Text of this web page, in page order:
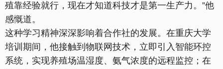
殖靠经验就行，现在才知道科技才是第一生产力。”他
感慨道。
这种学习精神深深影响着合作社的发展。在重庆大学
培训期间，他接触到物联网技术，立即引入智能环控
系统，实现养殖场温湿度、氨气浓度的远程监控；在